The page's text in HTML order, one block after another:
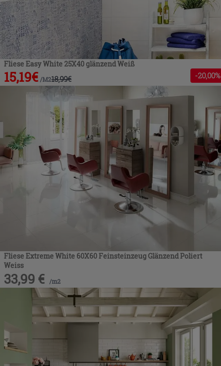
Fliese Easy White 25X40 glänzend Weiß
15,19€ /M218,99€ -20,00%
Fliese Extreme White 60X60 Feinsteinzeug Glänzend Poliert
Weiss
33,99 € /m2